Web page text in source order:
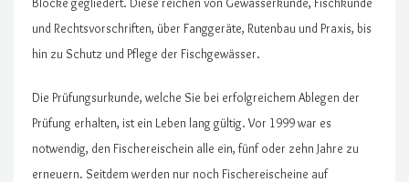
und Rechtsvorschriften, über Fanggeräte, Rutenbau und Praxis, bis
hin zu Schutz und Pflege der Fischgewässer.
Die Prüfungsurkunde, welche Sie bei erfolgreichem Ablegen der
Prüfung erhalten, ist ein Leben lang gültig. Vor 1999 war es
notwendig, den Fischereischein alle ein, fünf oder zehn Jahre zu
erneuern. Seitdem werden nur noch Fischereischeine auf